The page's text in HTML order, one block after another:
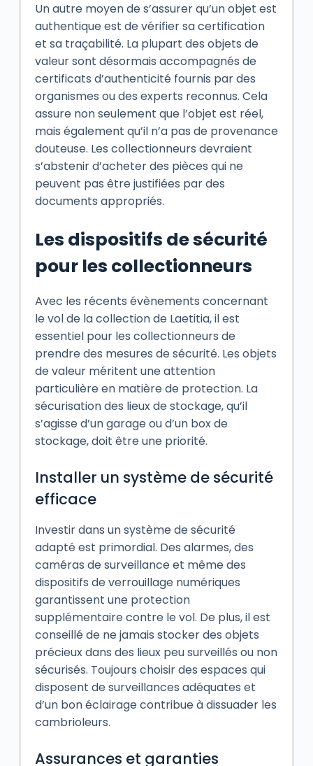
Un autre moyen de s’assurer qu’un objet est
authentique est de vérifier sa certification
et sa traçabilité. La plupart des objets de
valeur sont désormais accompagnés de
certificats d’authenticité fournis par des
organismes ou des experts reconnus. Cela
assure non seulement que l’objet est réel,
mais également qu’il n’a pas de provenance
douteuse. Les collectionneurs devraient
s’abstenir d’acheter des pièces qui ne
peuvent pas être justifiées par des
documents appropriés.
Les dispositifs de sécurité
pour les collectionneurs
Avec les récents évènements concernant
le vol de la collection de Laetitia, il est
essentiel pour les collectionneurs de
prendre des mesures de sécurité. Les objets
de valeur méritent une attention
particulière en matière de protection. La
sécurisation des lieux de stockage, qu’il
s’agisse d’un garage ou d’un box de
stockage, doit être une priorité.
Installer un système de sécurité
efficace
Investir dans un système de sécurité
adapté est primordial. Des alarmes, des
caméras de surveillance et même des
dispositifs de verrouillage numériques
garantissent une protection
supplémentaire contre le vol. De plus, il est
conseillé de ne jamais stocker des objets
précieux dans des lieux peu surveillés ou non
sécurisés. Toujours choisir des espaces qui
disposent de surveillances adéquates et
d’un bon éclairage contribue à dissuader les
cambrioleurs.
Assurances et garanties